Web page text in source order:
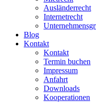
Ausländerrecht
Internetrecht
Blog
Kontakt
Kontakt
Termin buchen
Impressum
Anfahrt
Downloads
Kooperationen